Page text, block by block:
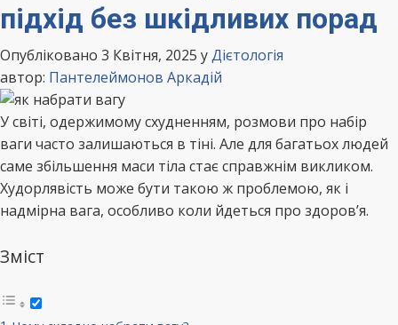
підхід без шкідливих порад
Опубліковано 3 Квітня, 2025 уДієтологія
автор: Пантелеймонов Аркадій
У світі, одержимому схудненням, розмови про набір
ваги часто залишаються в тіні. Але для багатьох людей
саме збільшення маси тіла стає справжнім викликом.
Худорлявість може бути такою ж проблемою, як і
надмірна вага, особливо коли йдеться про здоров’я.
Зміст